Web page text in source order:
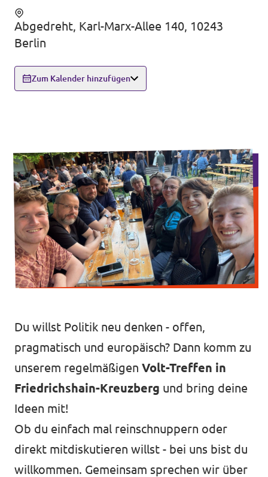
Neuigkeiten
Unsere Events
Mache bei Volt mit!
Deine Spende an Volt Berlin
Newsticker BVV
Jobs bei Volt Deutschland
Datenschutz
Transparenz
Abgedreht, Karl-Marx-Allee 140, 10243
Berlin
Zum Kalender hinzufügen
Du willst Politik neu denken - offen,
pragmatisch und europäisch? Dann komm zu
unserem regelmäßigen Volt-Treffen in
Friedrichshain-Kreuzberg und bring deine
Ideen mit!
Ob du einfach mal reinschnuppern oder
direkt mitdiskutieren willst - bei uns bist du
willkommen. Gemeinsam sprechen wir über